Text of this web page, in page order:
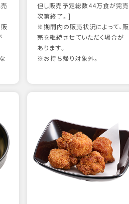
但し販売予定総数44万食が完売
次第終了。]
※期間内の販売状況によって、販
売を継続させていただく場合が
あります。
※お持ち帰り対象外。